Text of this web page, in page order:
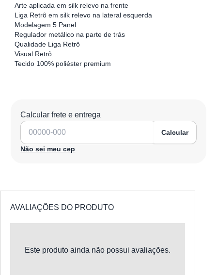
Arte aplicada em silk relevo na frente
Liga Retrô em silk relevo na lateral esquerda
Modelagem 5 Panel
Regulador metálico na parte de trás
Qualidade Liga Retrô
Visual Retrô
Tecido 100% poliéster premium
Calcular frete e entrega
Calcular
Não sei meu cep
AVALIAÇÕES DO PRODUTO
Este produto ainda não possui avaliações.